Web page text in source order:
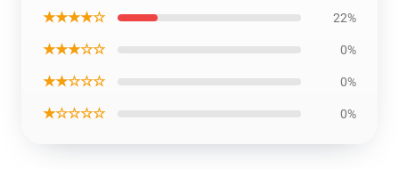
★★★★☆ 22%
★★★☆☆ 0%
★★☆☆☆ 0%
★☆☆☆☆ 0%